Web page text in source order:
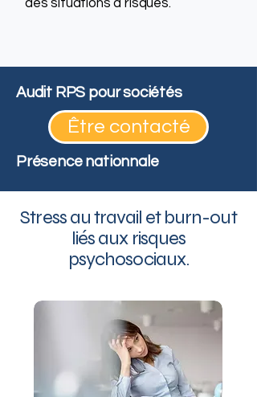
des situations à risques.
Audit RPS pour sociétés
Être contacté
Présence nationnale
Stress au travail et burn-out
liés aux risques
psychosociaux.